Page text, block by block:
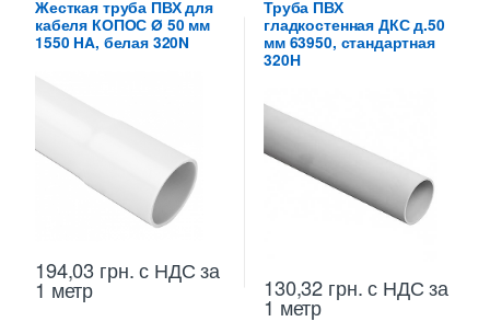
Жесткая труба ПВХ для
кабеля КОПОС Ø 50 мм
1550 HA, белая 320N
194,03 грн.с НДС за
1 метр
Труба ПВХ
гладкостенная ДКС д.50
мм 63950, стандартная
320Н
130,32 грн.с НДС за
1 метр